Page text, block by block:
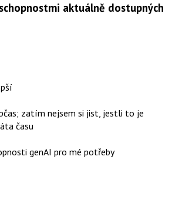
aktuálně dostupných
zatím nejsem si jist, jestli to je
času
genAI pro mé potřeby